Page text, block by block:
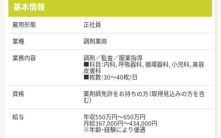
基本情報
雇用形態
正社員
業種
調剤薬局
業務内容
調剤／監査／服薬指導
■科目：内科, 呼吸器科, 循環器科, 小児科, 美容
皮膚科
■枚数：30～40枚/日
資格
薬剤師免許をお持ちの方（取得見込みの方を含
む）
給与
年収550万円～650万円
月給367,000円～434,000円
※年齢・経験により優遇